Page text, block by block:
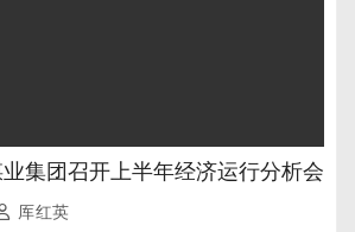
集团召开上半年经济运行分析会
厍红英